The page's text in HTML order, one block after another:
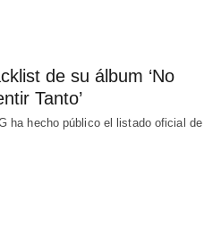
de su álbum ‘No
Tanto’
ha hecho público el listado oficial de